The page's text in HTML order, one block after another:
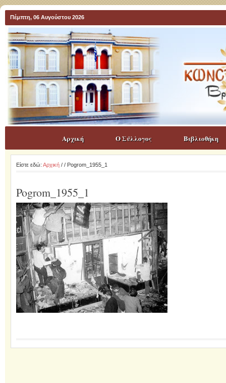
Πέμπτη, 06 Αυγούστου 2026
Αρχική Ο Σύλλογος Βιβλιοθήκη
Είστε εδώ: Αρχική/ / Pogrom_1955_1
Pogrom_1955_1